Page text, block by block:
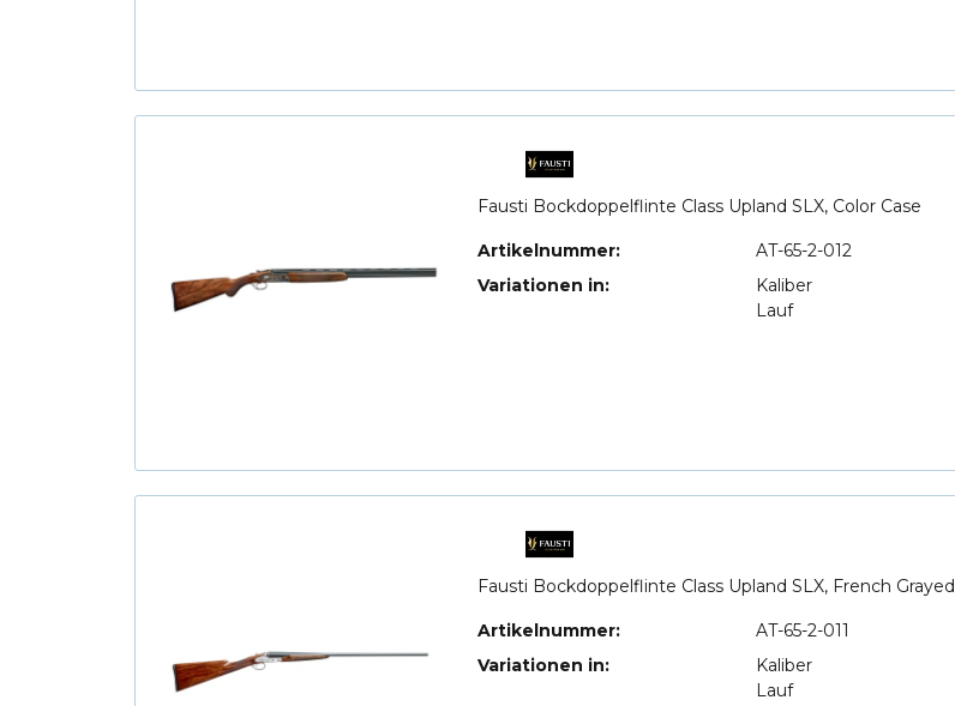
Fausti Bockdoppelflinte Class Upland SLX, Color Case
Artikelnummer:
AT-65-2-012
Variationen in:
Kaliber
Lauf
Fausti Bockdoppelflinte Class Upland SLX, French Grayed
Artikelnummer:
AT-65-2-011
Variationen in:
Kaliber
Lauf